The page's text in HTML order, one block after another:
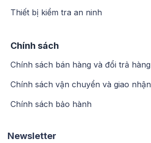
Thiết bị kiểm tra an ninh
Chính sách
Chính sách bán hàng và đổi trả hàng
Chính sách vận chuyển và giao nhận
Chính sách bảo hành
Newsletter